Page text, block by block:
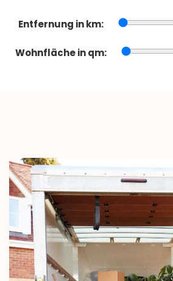
Entfernung in km:
Wohnfläche in qm: